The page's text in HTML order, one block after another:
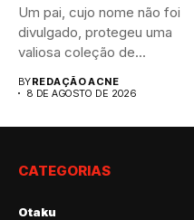
Um pai, cujo nome não foi
divulgado, protegeu uma
valiosa coleção de...
BYREDAÇÃO ACNE
8 DE AGOSTO DE 2026
CATEGORIAS
Otaku